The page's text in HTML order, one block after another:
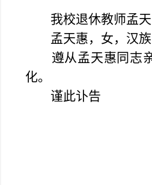
我校退休教师孟
孟天惠，女，汉族
遵从孟天惠同志亲
化。
谨此讣告
离退休
2023年